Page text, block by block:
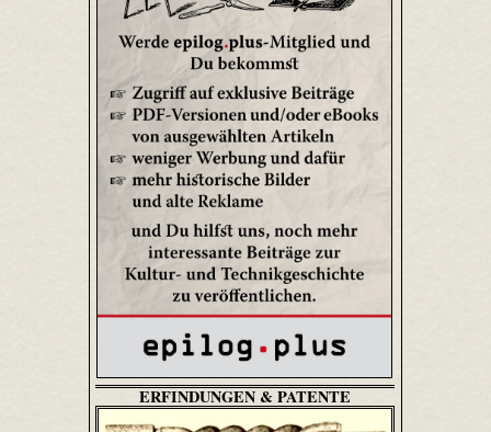
ERFINDUNGEN & PATENTE